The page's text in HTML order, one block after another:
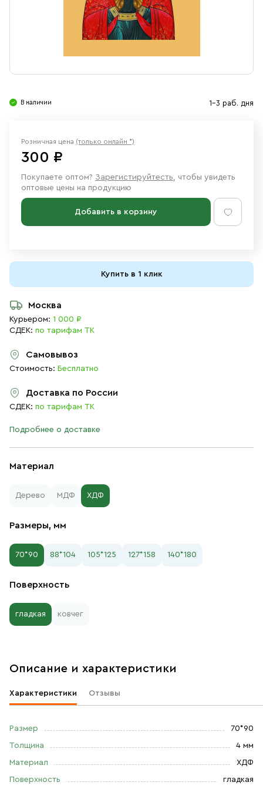
Ювелирные изделия
В наличии 1-3 раб. дня
Материал
Дерево МДФ ХДФ
Размеры, мм
70*90 88*104 105*125 127*158 140*180
Поверхность
гладкая ковчег
Розничная цена (только онлайн *)
300 ₽
Покупаете оптом? Зарегистируйтесть, чтобы увидеть
оптовые цены на продукцию
Добавить в корзину
Купить в 1 клик
Москва
Курьером: 1 000 ₽
СДЕК: по тарифам ТК
Самовывоз
Стоимость: Бесплатно
Доставка по России
СДЕК: по тарифам ТК
Подробнее о доставке
Описание и характеристики
Характеристики Отзывы
Размер 70*90
Толщина 4 мм
Материал ХДФ
Поверхность гладкая